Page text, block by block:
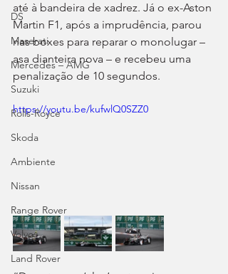
DS
Maserati
Mercedes – AMG
Suzuki
Rolls-Royce
Skoda
Ambiente
Nissan
Range Rover
Volvo
Land Rover
até à bandeira de xadrez. Já o ex-Aston
Martin F1, após a imprudência, parou
nas boxes para reparar o monolugar –
asa dianteira nova – e recebeu uma
penalização de 10 segundos.
https://youtu.be/kufwlQ0SZZ0